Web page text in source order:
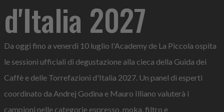
d'Italia 2027
Da oggi fino a venerdì 10 luglio l'Academy de La Piccola ospita
le sessioni ufficiali di degustazione alla cieca della Guida dei
Caffè e delle Torrefazioni d'Italia 2027. Un panel di esperti
coordinato da Andrej Godina e Mauro Illiano valuterà i
campioni nelle categorie espresso, moka, filtro e